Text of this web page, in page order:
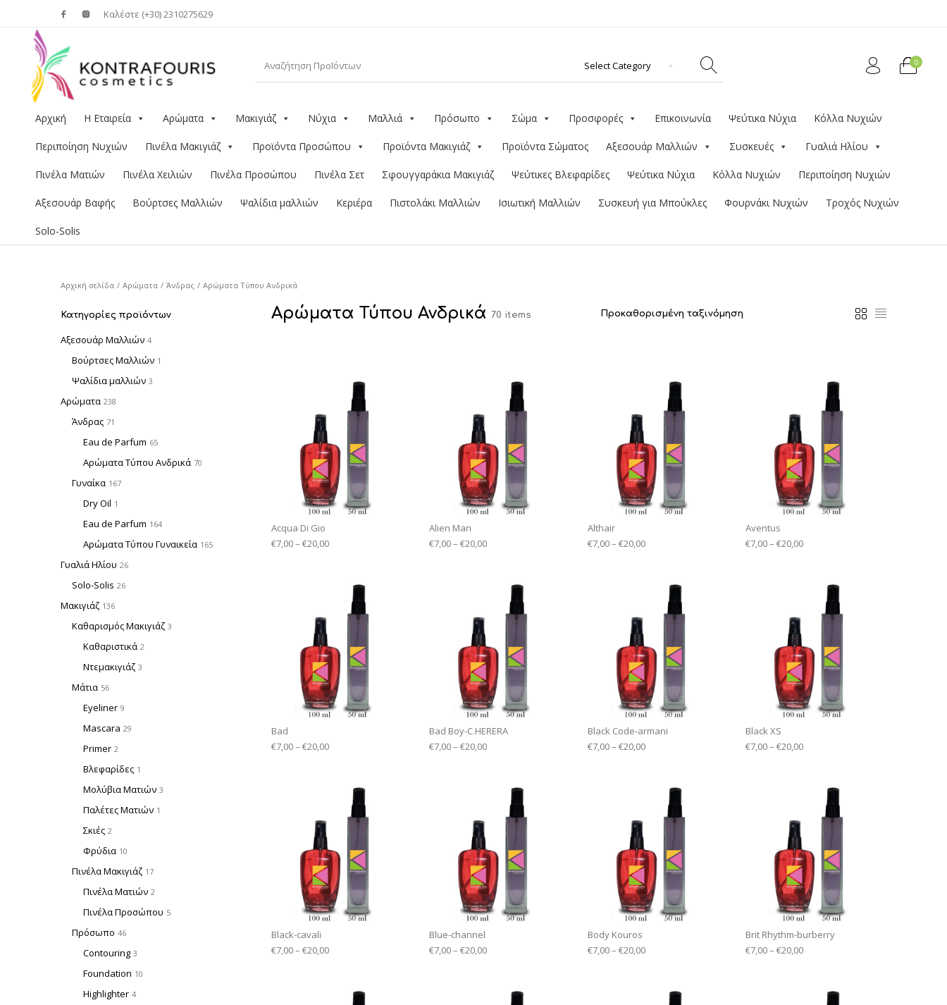
Καλέστε (+30) 2310275629
0
Αρχική Η Εταιρεία Αρώματα Μακιγιάζ Νύχια Μαλλιά Πρόσωπο Σώμα Προσφορές Επικοινωνία Ψεύτικα Νύχια Κόλλα Νυχιών
Περιποίηση Νυχιών Πινέλα Μακιγιάζ Προϊόντα Προσώπου Προϊόντα Μακιγιάζ Προϊόντα Σώματος Αξεσουάρ Μαλλιών Συσκευές Γυαλιά Ηλίου
Πινέλα Ματιών Πινέλα Χειλιών Πινέλα Προσώπου Πινέλα Σετ Σφουγγαράκια Μακιγιάζ Ψεύτικες Βλεφαρίδες Ψεύτικα Νύχια Κόλλα Νυχιών Περιποίηση Νυχιών
Αξεσουάρ Βαφής Βούρτσες Μαλλιών Ψαλίδια μαλλιών Κεριέρα Πιστολάκι Μαλλιών Ισιωτική Μαλλιών Συσκευή για Μπούκλες Φουρνάκι Νυχιών Τροχός Νυχιών
Solo-Solis
Αρχική σελίδα / Αρώματα / Άνδρας / Αρώματα Τύπου Ανδρικά
Κατηγορίες προϊόντων
Αξεσουάρ Μαλλιών 4
Βούρτσες Μαλλιών 1
Ψαλίδια μαλλιών 3
Αρώματα 238
Άνδρας 71
Eau de Parfum 65
Αρώματα Τύπου Ανδρικά 70
Γυναίκα 167
Dry Oil 1
Eau de Parfum 164
Αρώματα Τύπου Γυναικεία 165
Γυαλιά Ηλίου 26
Solo-Solis 26
Μακιγιάζ 136
Καθαρισμός Μακιγιάζ 3
Καθαριστικά 2
Ντεμακιγιάζ 3
Μάτια 56
Eyeliner 9
Mascara 29
Primer 2
Βλεφαρίδες 1
Μολύβια Ματιών 3
Παλέτες Ματιών 1
Σκιές 2
Φρύδια 10
Πινέλα Μακιγιάζ 17
Πινέλα Ματιών 2
Πινέλα Προσώπου 5
Πρόσωπο 46
Contouring 3
Foundation 10
Highlighter 4
Αρώματα Τύπου Ανδρικά 70 items
Acqua Di Gio
€7,00– €20,00
Alien Man
€7,00–€20,00
Althair
€7,00– €20,00
Aventus
€7,00– €20,00
Bad
€7,00– €20,00
Bad Boy-C.HERERA
€7,00–€20,00
Black Code-armani
€7,00– €20,00
Black XS
€7,00– €20,00
Black-cavali
€7,00– €20,00
Blue-channel
€7,00–€20,00
Body Kouros
€7,00– €20,00
Brit Rhythm-burberry
€7,00– €20,00